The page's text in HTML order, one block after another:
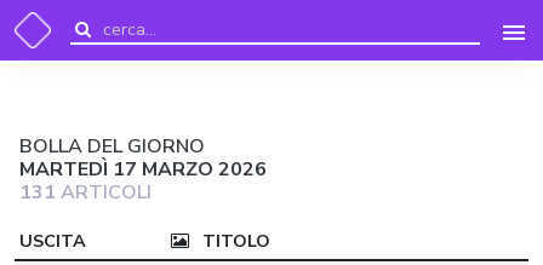
BOLLA DEL GIORNO
MARTEDÌ 17 MARZO 2026
131 ARTICOLI
USCITA
TITOLO